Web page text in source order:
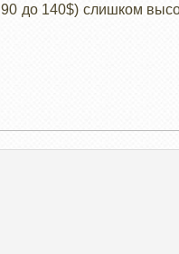
до 140$) слишком